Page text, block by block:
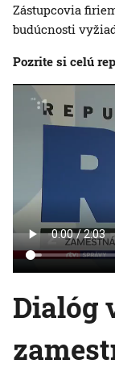
Zástupcovia
budúcnosti
Pozrite si celú
Dialóg